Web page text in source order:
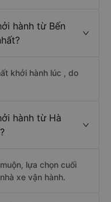
hành từ Bến
khởi hành lúc , do
hành từ Hà
lựa chọn cuối
xe vận hành.